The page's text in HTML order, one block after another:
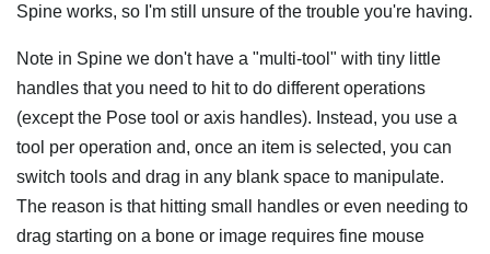
Spine works, so I'm still unsure of the trouble you're having.
Note in Spine we don't have a "multi-tool" with tiny little
handles that you need to hit to do different operations
(except the Pose tool or axis handles). Instead, you use a
tool per operation and, once an item is selected, you can
switch tools and drag in any blank space to manipulate.
The reason is that hitting small handles or even needing to
drag starting on a bone or image requires fine mouse